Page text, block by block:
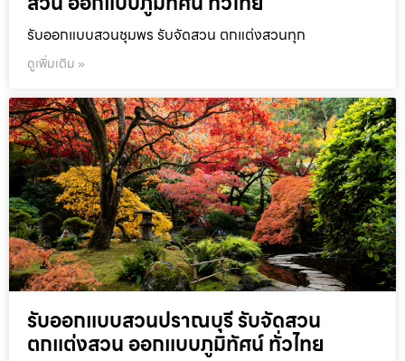
รับออกแบบสวนชุมพร รับจัดสวน ตกแต่งสวนทุก
ดูเพิ่มเติม »
รับออกแบบสวนปราณบุรี รับจัดสวน
ตกแต่งสวน ออกแบบภูมิทัศน์ ทั่วไทย